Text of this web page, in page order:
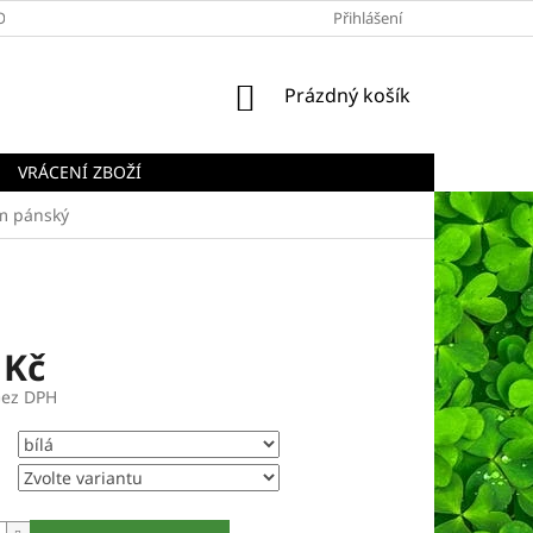
PODMÍNKY PODMÍNKY OCHRANY OSOBNÍCH ÚDAJŮ
Přihlášení
NÁKUPNÍ
Prázdný košík
VRÁCENÍ ZBOŽÍ
pánský
DPH